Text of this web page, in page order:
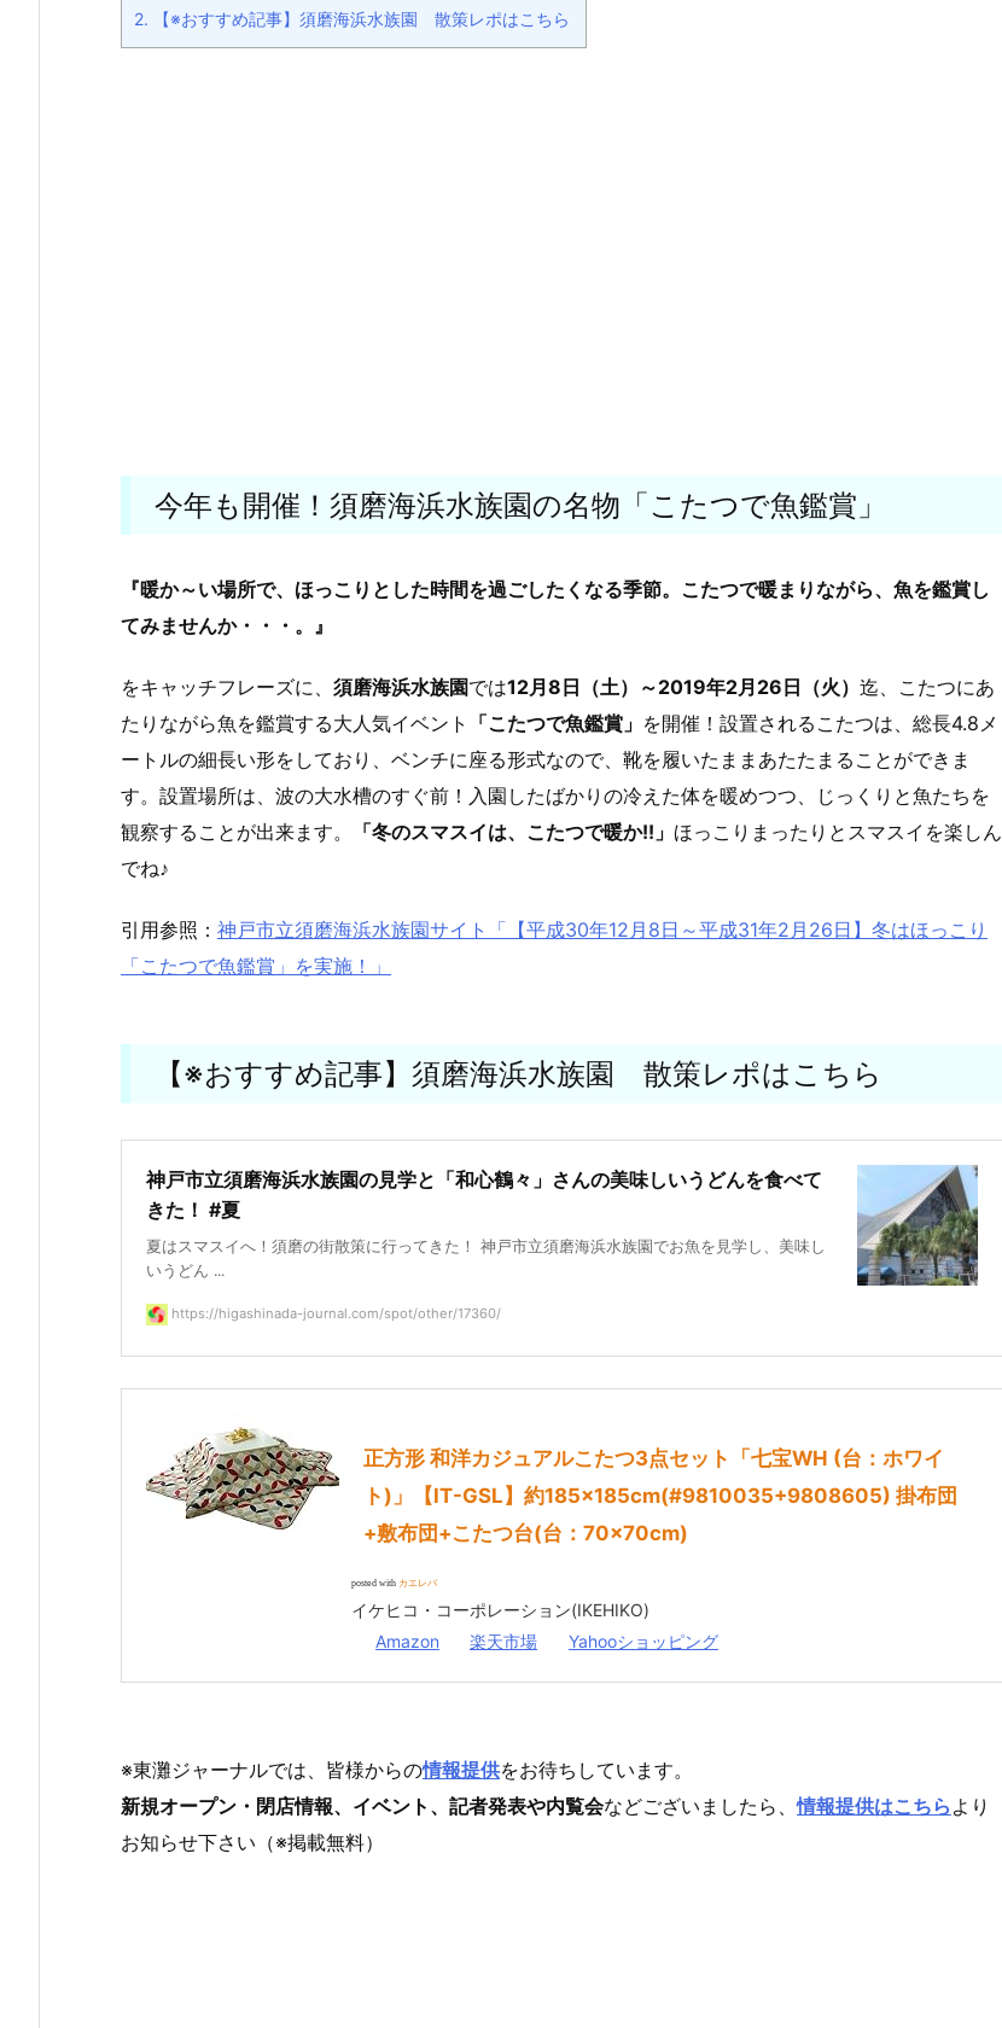
2. 【※おすすめ記事】須磨海浜水族園 散策レポはこちら
今年も開催！須磨海浜水族園の名物「こたつで魚鑑賞」
『暖か～い場所で、ほっこりとした時間を過ごしたくなる季節。こたつで暖まりながら、魚を鑑賞し
てみませんか・・・。』
をキャッチフレーズに、 須磨海浜水族園では12月8日（土）～2019年2月26日（火） 迄、こたつにあ
たりながら魚を鑑賞する大人気イベント
「こたつで魚鑑賞」 を開催！設置されるこたつは、総長4.8メ
ートルの細長い形をしており、ベンチに座る形式なので、靴を履いたままあたたまることができま
す。設置場所は、波の大水槽のすぐ前！入園したばかりの冷えた体を暖めつつ、じっくりと魚たちを
観察することが出来ます。
「冬のスマスイは、こたつで暖か!!」 ほっこりまったりとスマスイを楽しん
でね♪
引用参照： 神戸市立須磨海浜水族園サイト「【平成30年12月8日～平成31年2月26日】冬はほっこり
「こたつで魚鑑賞」を実施！」
【※おすすめ記事】須磨海浜水族園 散策レポはこちら
神戸市立須磨海浜水族園の見学と「和心鶴々」さんの美味しいうどんを食べて
きた！ #夏
夏はスマスイへ！須磨の街散策に行ってきた！ 神戸市立須磨海浜水族園でお魚を見学し、美味し
いうどん ...
https://higashinada-journal.com/spot/other/17360/
正方形 和洋カジュアルこたつ3点セット「七宝WH (台：ホワイ
ト)」【IT-GSL】約185×185cm(#9810035+9808605) 掛布団
+敷布団+こたつ台(台：70×70cm)
posted with カエレバ
イケヒコ・コーポレーション(IKEHIKO)
Amazon
楽天市場 Yahooショッピング
※東灘ジャーナルでは、皆様からの情報提供をお待ちしています。
新規オープン・閉店情報、イベント、記者発表や内覧会などございましたら、情報提供はこちら より
お知らせ下さい（※掲載無料）